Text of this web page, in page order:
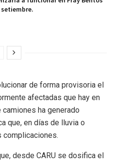
de forma provisoria el
afectadas que hay en
ha generado
que, en días de lluvia o
complicaciones.
desde CARU se dosifica el